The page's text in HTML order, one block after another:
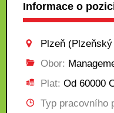
Informace o
Plzeň
Obor:
Plat: Od 60000
Typ pracovního